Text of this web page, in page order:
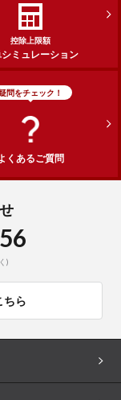
控除上限額
ミュレーション
問をチェック！
くあるご質問
)
ちら